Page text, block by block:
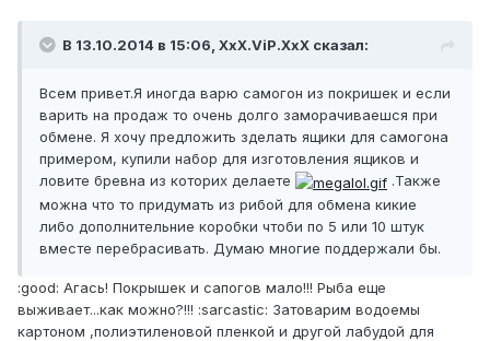
В 13.10.2014 в 15:06, XxX.ViP.XxX сказал:
Всем привет.Я иногда варю самогон из покришек и если
варить на продаж то очень долго заморачиваешся при
обмене. Я хочу предложить зделать ящики для самогона
примером, купили набор для изготовления ящиков и
ловите бревна из которих делаете
.Также
можна что то придумать из рибой для обмена кикие
либо дополнительние коробки чтоби по 5 или 10 штук
вместе перебрасивать. Думаю многие поддержали бы.
:good: Агась! Покрышек и сапогов мало!!! Рыба еще
выживает...как можно?!!! :sarcastic: Затоварим водоемы
картоном ,полиэтиленовой пленкой и другой лабудой для